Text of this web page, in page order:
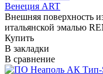
Венеция ART
Внешняя поверхность
итальянской эмалью
Купить
В закладки
В сравнение